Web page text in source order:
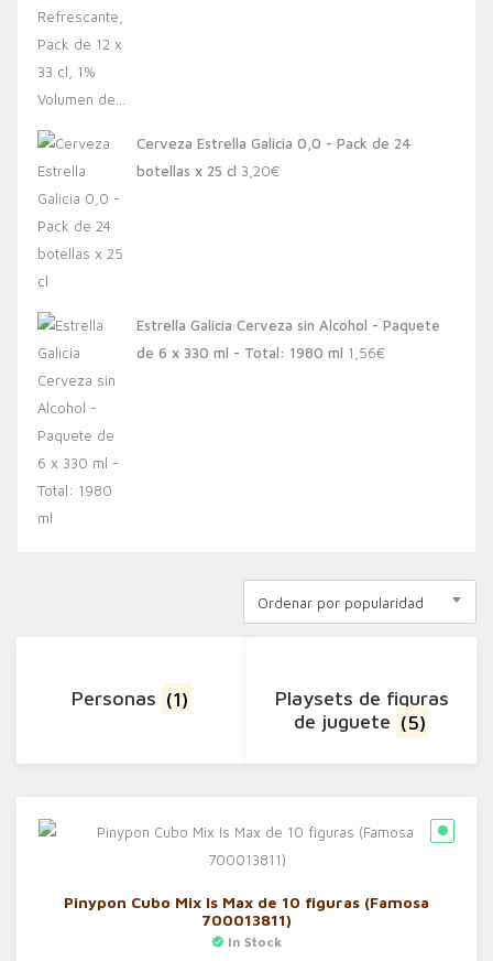
Cerveza Estrella Galicia 0,0 - Pack de 24
botellas x 25 cl 3,20€
Estrella Galicia Cerveza sin Alcohol - Paquete
de 6 x 330 ml - Total: 1980 ml 1,56€
Ordenar por popularidad
Personas (1)
Playsets de figuras
de juguete (5)
Pinypon Cubo Mix Is Max de 10 figuras (Famosa
700013811)
In Stock